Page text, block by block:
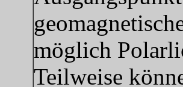
möglich
Teilweise